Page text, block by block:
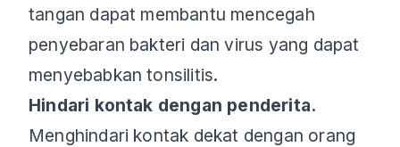
tangan dapat membantu mencegah
penyebaran bakteri dan virus yang dapat
menyebabkan tonsilitis.
Hindari kontak dengan penderita.
Menghindari kontak dekat dengan orang